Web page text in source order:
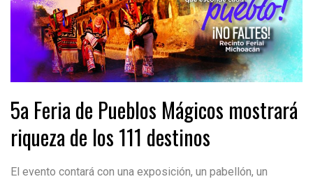
5a Feria de Pueblos Mágicos mostrará
riqueza de los 111 destinos
El evento contará con una exposición, un pabellón, un